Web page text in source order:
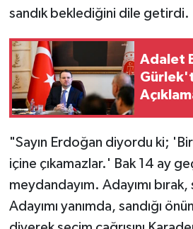
sandık beklediğini dile getirdi.
Adalet
"Sayın Erdoğan diyordu ki;
içine çıkamazlar.' Bak 14 ay
meydandayım. Adayımı bırak,
Adayımı yanımda, sandığı